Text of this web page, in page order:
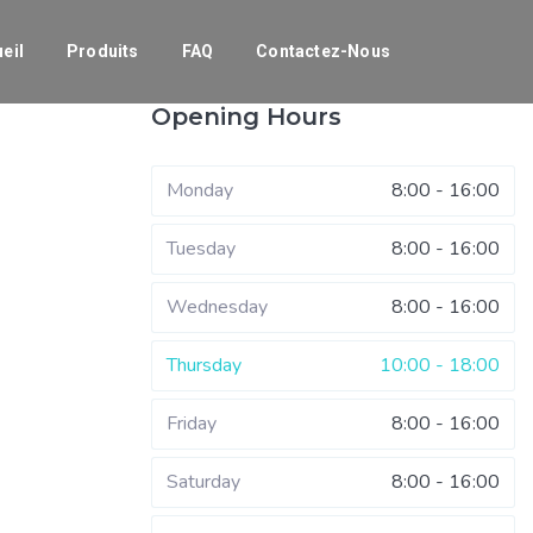
Produits FAQ Contactez-Nous
Opening Hours
Monday 8:00 - 16:00
Tuesday 8:00 - 16:00
Wednesday 8:00 - 16:00
Thursday 10:00 - 18:00
Friday 8:00 - 16:00
Saturday 8:00 - 16:00